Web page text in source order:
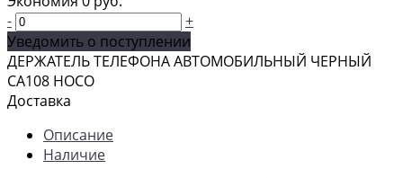
-
+
Уведомить о поступлении
ДЕРЖАТЕЛЬ ТЕЛЕФОНА АВТОМОБИЛЬНЫЙ ЧЕРНЫЙ
CA108 HOCO
Доставка
Описание
Наличие